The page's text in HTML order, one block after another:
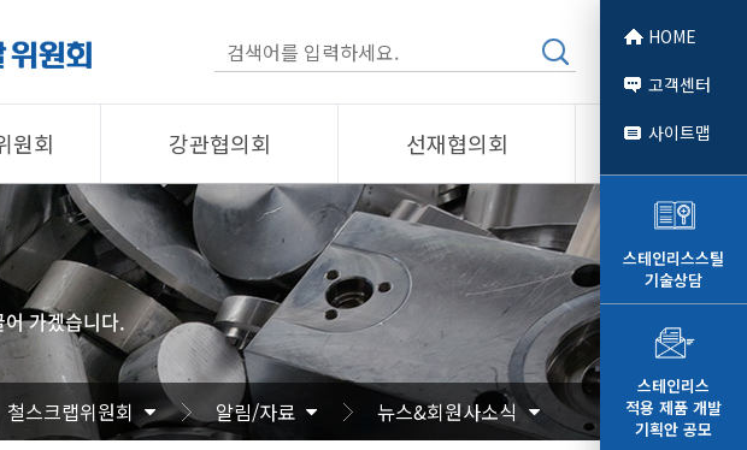
원회
회
강관협의회
제품 소개
회원사
협의회 소개
공지/자료
기술자문
사진/영상
선재협의회
제품소개
회원사
선재협의회
알림/자료
사진/영상
가겠습니다.
철스크랩위원회 알림/자료 뉴스&회원사소식
HOME
고객센터
사이트맵
스테인리스스틸
기술상담
스테인리스
적용 제품 개발
기획안 공모